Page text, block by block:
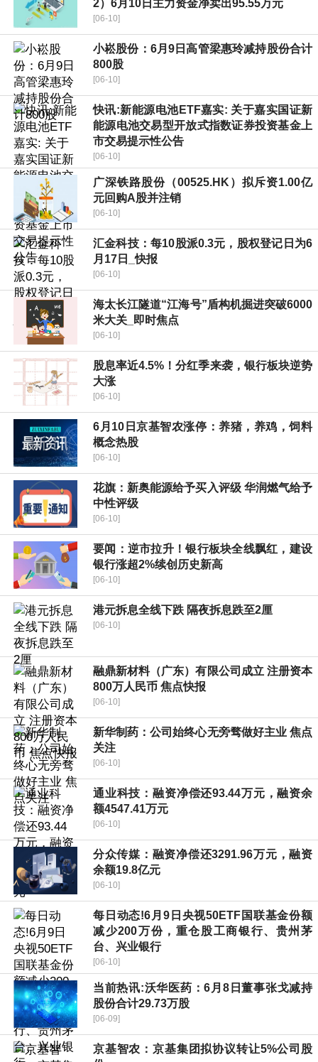
2）6月10日主力资金净卖出95.55万元
[06-10]
小崧股份：6月9日高管梁惠玲减持股份合计
800股
[06-10]
快讯:新能源电池ETF嘉实: 关于嘉实国证新
能源电池交易型开放式指数证券投资基金上
市交易提示性公告
[06-10]
广深铁路股份（00525.HK）拟斥资1.00亿
元回购A股并注销
[06-10]
汇金科技：每10股派0.3元，股权登记日为6
月17日_快报
[06-10]
海太长江隧道“江海号”盾构机掘进突破6000
米大关_即时焦点
[06-10]
股息率近4.5%！分红季来袭，银行板块逆势
大涨
[06-10]
6月10日京基智农涨停：养猪，养鸡，饲料
概念热股
[06-10]
花旗：新奥能源给予买入评级 华润燃气给予
中性评级
[06-10]
要闻：逆市拉升！银行板块全线飘红，建设
银行涨超2%续创历史新高
[06-10]
港元拆息全线下跌 隔夜拆息跌至2厘
[06-10]
融鼎新材料（广东）有限公司成立 注册资本
800万人民币 焦点快报
[06-10]
新华制药：公司始终心无旁骛做好主业 焦点
关注
[06-10]
通业科技：融资净偿还93.44万元，融资余
额4547.41万元
[06-10]
分众传媒：融资净偿还3291.96万元，融资
余额19.8亿元
[06-10]
每日动态!6月9日央视50ETF国联基金份额
减少200万份，重仓股工商银行、贵州茅
台、兴业银行
[06-10]
当前热讯:沃华医药：6月8日董事张戈减持
股份合计29.73万股
[06-09]
京基智农：京基集团拟协议转让5%公司股